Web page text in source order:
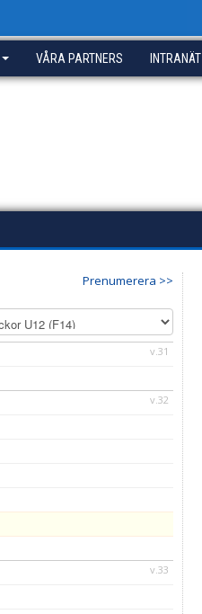
VÅRA PARTNERS INTRANÄT
Prenumerera >>
v.31
v.32
v.33